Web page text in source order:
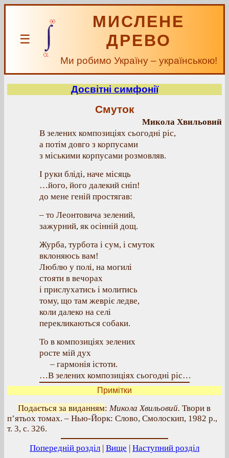
☰
МИСЛЕНЕ
ДРЕВО
Ми робимо Україну – українською!
Досвітні симфонії
Смуток
Микола Хвильовий
В зелених композиціях сьогодні ріс,
а потім довго з корпусами
з міськими корпусами розмовляв.
І руки бліді, наче місяць
…його, його далекий сніп!
до мене геній простягав:
– то Леонтовича зелений,
зажурний, як осінній дощ.
Журба, турбота і сум, і смуток
вклоняюсь вам!
Люблю у полі, на могилі
стояти в вечорах
і прислухатись і молитись
тому, що там жевріє ледве,
коли далеко на селі
перекликаються собаки.
То в композиціях зелених
росте мій дух
– гармонія істоти.
…В зелених композиціях сьогодні ріс…
Примітки
Подається за виданням: Микола Хвильовий. Твори в
п’ятьох томах. – Нью-Йорк: Слово, Смолоскип, 1982 р.,
т. 3, с. 326.
Попередній розділ | Вище | Наступний розділ